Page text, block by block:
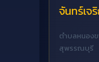
จันทร์เจ
ตำบลหนอง
สุพรรณบุรี